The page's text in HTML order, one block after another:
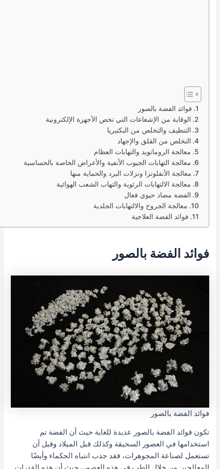
فوائد الفضة بالصور
الوقاية من الإشعاعات التي تخص الأجهزة الإلكترونية
التنظيف والتخلص من البكتيريا
التخلص من القلق والإجهاد
معالجة الروماتويد والتهابات العظام
معالجة التهابات الجيوب الأنفية والأعراض الخاصة بالحساسية
معالجة الأنفلونزا ونزلات البرد والحماية منها
معالجة الالتهابات الرئوية والتهاب الشعب الهوائية
الفضة مضاد حيوي فعال
معالجة الجروح والالتهابات الجلدية
فوائد الفضة العلاجية
فوائد الفضة بالصور
فوائد الفضة بالصور
تكون فوائد الفضة بالصور عديدة للغاية حيث أن الفضة تم
استخدامها في العصور السحيقة وكذلك قبل الميلاد وقبل أن
تستعمل لصناعة المجوهرات، فقد جذب انتباه الحكماء وأيضًا